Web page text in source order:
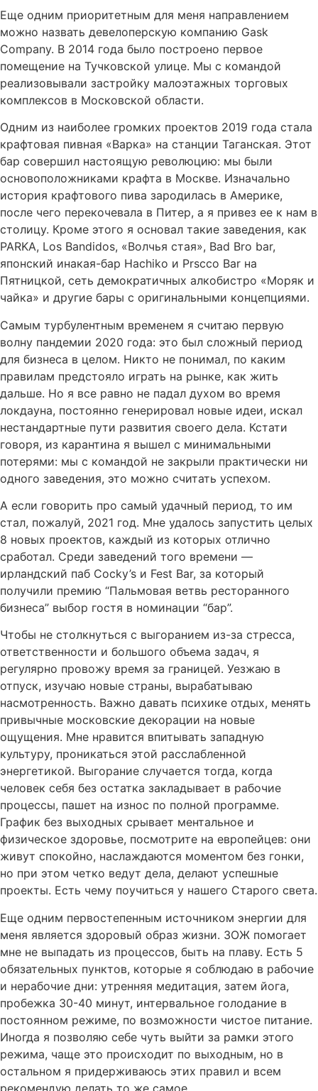
Еще одним приоритетным для меня направлением
можно назвать девелоперскую компанию Gask
Company. В 2014 года было построено первое
помещение на Тучковской улице. Мы с командой
реализовывали застройку малоэтажных торговых
комплексов в Московской области.
Одним из наиболее громких проектов 2019 года стала
крафтовая пивная «Варка» на станции Таганская. Этот
бар совершил настоящую революцию: мы были
основоположниками крафта в Москве. Изначально
история крафтового пива зародилась в Америке,
после чего перекочевала в Питер, а я привез ее к нам в
столицу. Кроме этого я основал такие заведения, как
PARKA, Los Bandidos, «Волчья стая», Bad Bro bar,
японский инакая-бар Hachiko и Prscco Bar на
Пятницкой, сеть демократичных алкобистро «Моряк и
чайка» и другие бары с оригинальными концепциями.
Самым турбулентным временем я считаю первую
волну пандемии 2020 года: это был сложный период
для бизнеса в целом. Никто не понимал, по каким
правилам предстояло играть на рынке, как жить
дальше. Но я все равно не падал духом во время
локдауна, постоянно генерировал новые идеи, искал
нестандартные пути развития своего дела. Кстати
говоря, из карантина я вышел с минимальными
потерями: мы с командой не закрыли практически ни
одного заведения, это можно считать успехом.
А если говорить про самый удачный период, то им
стал, пожалуй, 2021 год. Мне удалось запустить целых
8 новых проектов, каждый из которых отлично
сработал. Среди заведений того времени —
ирландский паб Cocky’s и Fest Bar, за который
получили премию “Пальмовая ветвь ресторанного
бизнеса” выбор гостя в номинации “бар”.
Чтобы не столкнуться с выгоранием из-за стресса,
ответственности и большого объема задач, я
регулярно провожу время за границей. Уезжаю в
отпуск, изучаю новые страны, вырабатываю
насмотренность. Важно давать психике отдых, менять
привычные московские декорации на новые
ощущения. Мне нравится впитывать западную
культуру, проникаться этой расслабленной
энергетикой. Выгорание случается тогда, когда
человек себя без остатка закладывает в рабочие
процессы, пашет на износ по полной программе.
График без выходных срывает ментальное и
физическое здоровье, посмотрите на европейцев: они
живут спокойно, наслаждаются моментом без гонки,
но при этом четко ведут дела, делают успешные
проекты. Есть чему поучиться у нашего Старого света.
Еще одним первостепенным источником энергии для
меня является здоровый образ жизни. ЗОЖ помогает
мне не выпадать из процессов, быть на плаву. Есть 5
обязательных пунктов, которые я соблюдаю в рабочие
и нерабочие дни: утренняя медитация, затем йога,
пробежка 30-40 минут, интервальное голодание в
постоянном режиме, по возможности чистое питание.
Иногда я позволяю себе чуть выйти за рамки этого
режима, чаще это происходит по выходным, но в
остальном я придерживаюсь этих правил и всем
рекомендую делать то же самое.